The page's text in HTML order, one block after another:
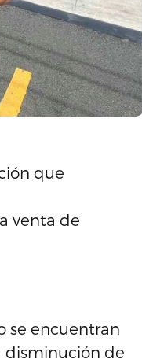
que
venta de
se encuentran
disminución de